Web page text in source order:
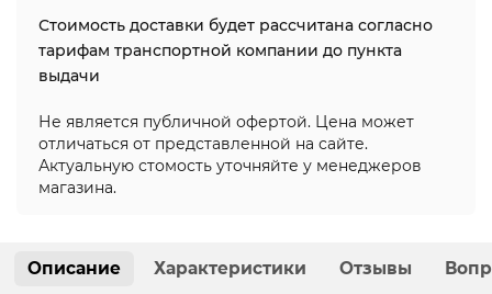
Стоимость доставки будет рассчитана согласно
тарифам транспортной компании до пункта
выдачи
Не является публичной офертой. Цена может
отличаться от представленной на сайте.
Актуальную стомость уточняйте у менеджеров
магазина.
Описание Характеристики Отзывы